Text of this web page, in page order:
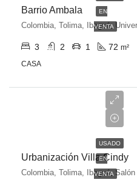
EN
VENTA
Barrio Ambala
3 2 1 72 m²
CASA
USADO
EN
VENTA
Urbanización Villa Cindy